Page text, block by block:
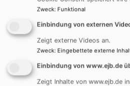
JULEICA-Schulung - Werde
Mitarbeitende:r in der
Diakon Hendrik Jarallah
Jugendübernachtungshaus
Zweck: Funktional
Einbindung von externen
Zeigt externe Videos an.
Zweck: Eingebettete externe
Einbindung von www.ejb.de
Zeigt Inhalte von www.ejb.de